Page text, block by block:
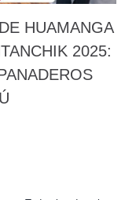
HUAMANGA
2025: